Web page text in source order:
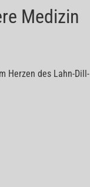
Medizin
Herzen des Lahn-Dill-